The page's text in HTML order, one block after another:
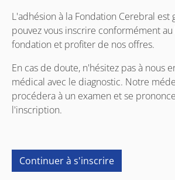
L'adhésion à la Fondation Cerebral est
pouvez vous inscrire conformément
fondation et profiter de nos offres.
En cas de doute, n'hésitez pas à nous
médical avec le diagnostic. Notre
procédera à un examen et se
l'inscription.
Continuer à s'inscrire